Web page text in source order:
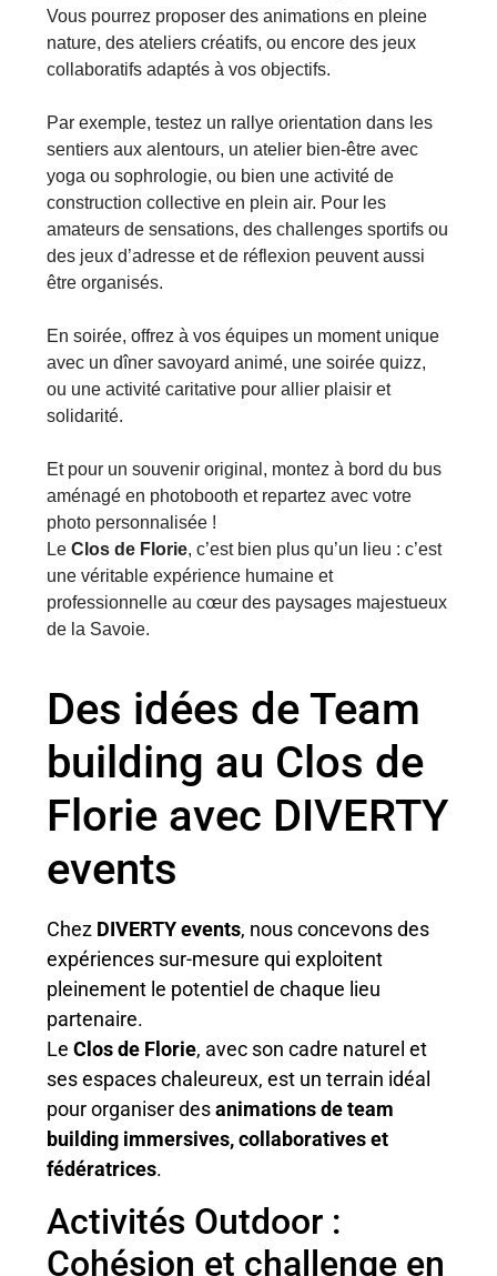
Vous pourrez proposer des animations en pleine
nature, des ateliers créatifs, ou encore des jeux
collaboratifs adaptés à vos objectifs.
Par exemple, testez un rallye orientation dans les
sentiers aux alentours, un atelier bien-être avec
yoga ou sophrologie, ou bien une activité de
construction collective en plein air. Pour les
amateurs de sensations, des challenges sportifs ou
des jeux d’adresse et de réflexion peuvent aussi
être organisés.
En soirée, offrez à vos équipes un moment unique
avec un dîner savoyard animé, une soirée quizz,
ou une activité caritative pour allier plaisir et
solidarité.
Et pour un souvenir original, montez à bord du bus
aménagé en photobooth et repartez avec votre
photo personnalisée !
LeClos de Florie, c’est bien plus qu’un lieu : c’est
une véritable expérience humaine et
professionnelle au cœur des paysages majestueux
de la Savoie.
Des idées de Team
building au Clos de
Florie avec DIVERTY
events
Chez DIVERTY events, nous concevons des
expériences sur-mesure qui exploitent
pleinement le potentiel de chaque lieu
partenaire.
LeClos de Florie, avec son cadre naturel et
ses espaces chaleureux, est un terrain idéal
pour organiser desanimations de team
building immersives, collaboratives et
fédératrices.
Activités Outdoor :
Cohésion et challenge en